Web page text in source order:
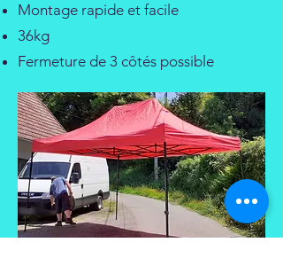
Montage rapide et facile
36kg
Fermeture de 3 côtés possible